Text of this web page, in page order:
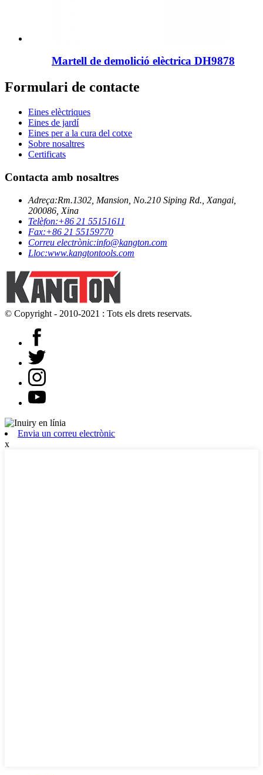
Martell de demolició elèctrica DH9878
Formulari de contacte
Eines elèctriques
Eines de jardí
Eines per a la cura del cotxe
Sobre nosaltres
Certificats
Contacta amb nosaltres
Adreça:Rm.1302, Mansion, No.210 Siping Rd., Xangai,
200086, Xina
Telèfon:+86 21 55151611
Fax:+86 21 55159770
Correu electrònic:info@kangton.com
Lloc:www.kangtontools.com
© Copyright - 2010-2021 : Tots els drets reservats.
Envia un correu electrònic
x